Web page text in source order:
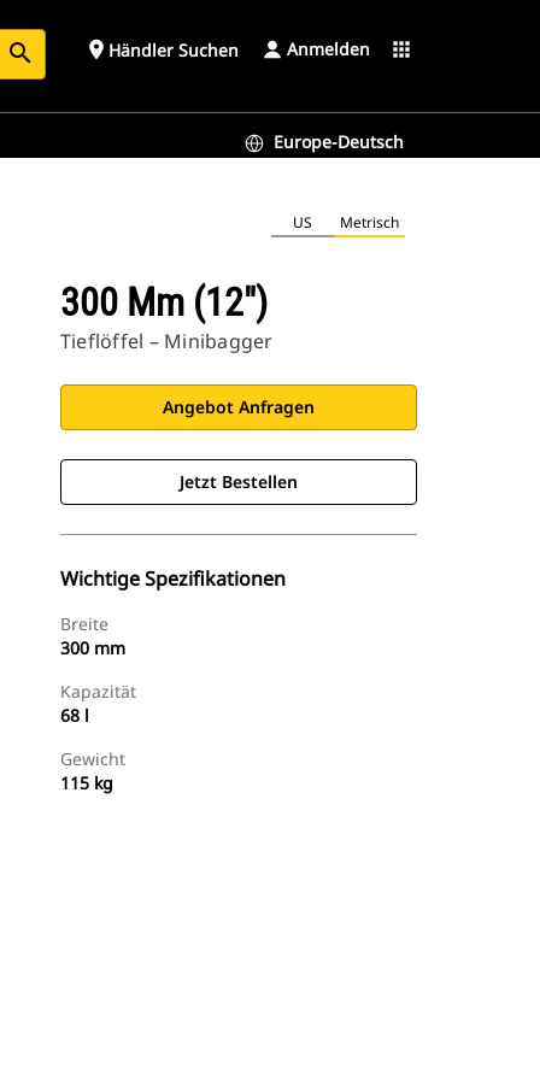
search place Händler Suchen Anmelden apps
Europe-Deutsch
US Metrisch
300 Mm (12")
Tieflöffel – Minibagger
Angebot Anfragen
Jetzt Bestellen
Wichtige Spezifikationen
Breite
300 mm
Kapazität
68 l
Gewicht
115 kg